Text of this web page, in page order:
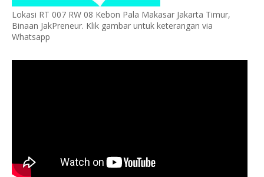
Lokasi RT 007 RW 08 Kebon Pala Makasar Jakarta Timur,
Binaan JakPreneur. Klik gambar untuk keterangan via
Whatsapp